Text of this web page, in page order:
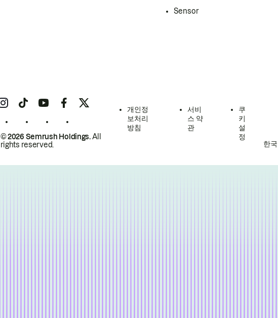
Sensor
© 2026 Semrush Holdings.All
rights reserved.
개인정
보처리
방침
서비
스 약
관
쿠
키
설
정
한